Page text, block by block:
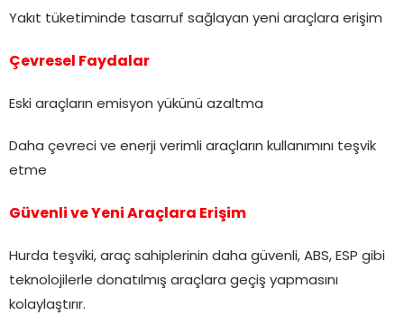
Yakıt tüketiminde tasarruf sağlayan yeni araçlara erişim
Çevresel Faydalar
Eski araçların emisyon yükünü azaltma
Daha çevreci ve enerji verimli araçların kullanımını teşvik
etme
Güvenli ve Yeni Araçlara Erişim
Hurda teşviki, araç sahiplerinin daha güvenli, ABS, ESP gibi
teknolojilerle donatılmış araçlara geçiş yapmasını
kolaylaştırır.